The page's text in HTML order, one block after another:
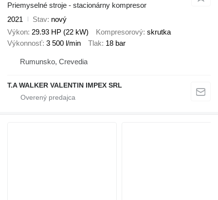
Priemyselné stroje - stacionárny kompresor
2021
Stav nový
Výkon 29.93 HP (22 kW) Kompresorový skrutka
Výkonnosť 3 500 l/min Tlak 18 bar
Rumunsko, Crevedia
T.A WALKER VALENTIN IMPEX SRL